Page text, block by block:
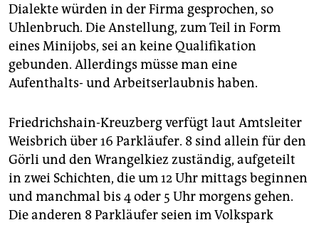
Dialekte würden in der Firma gesprochen, so
Uhlenbruch. Die Anstellung, zum Teil in Form
eines Minijobs, sei an keine Qualifikation
gebunden. Allerdings müsse man eine
Aufenthalts- und Arbeitserlaubnis haben.
Friedrichshain-Kreuzberg verfügt laut Amtsleiter
Weisbrich über 16 Parkläufer. 8 sind allein für den
Görli und den Wrangelkiez zuständig, aufgeteilt
in zwei Schichten, die um 12 Uhr mittags beginnen
und manchmal bis 4 oder 5 Uhr morgens gehen.
Die anderen 8 Parkläufer seien im Volkspark